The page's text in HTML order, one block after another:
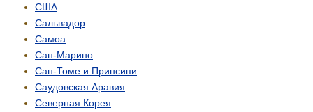
США
Сальвадор
Самоа
Сан-Марино
Сан-Томе и Принсипи
Саудовская Аравия
Северная Корея